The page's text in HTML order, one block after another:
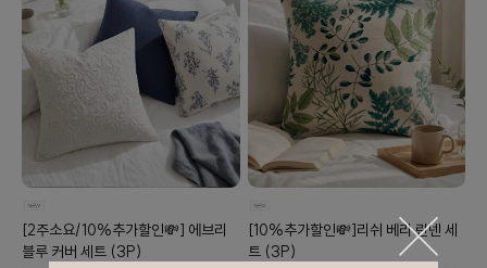
[2주소요/10%추가할인💸] 에브리
블루 커버 세트 (3P)
[10%추가할인💸]리쉬 베리 린넨 세
트 (3P)